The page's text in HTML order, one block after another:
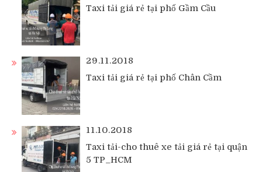
Taxi tải giá rẻ tại phố Gầm Cầu
29.11.2018
Taxi tải giá rẻ tại phố Chân Cầm
11.10.2018
Taxi tải-cho thuê xe tải giá rẻ tại quận
5 TP_HCM